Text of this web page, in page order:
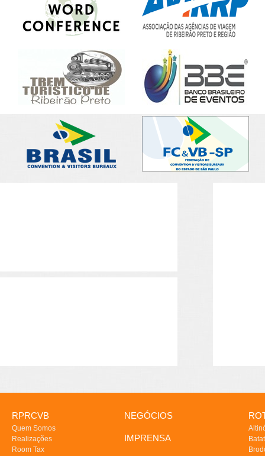
RPRCVB
Quem Somos
Realizações
Room Tax
NEGÓCIOS
IMPRENSA